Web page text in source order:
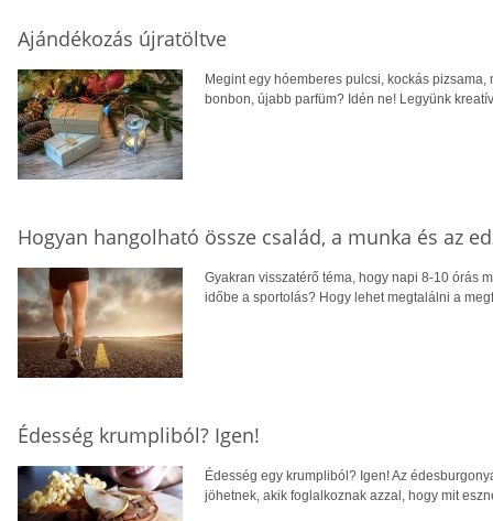
Ajándékozás újratöltve
Megint egy hóemberes pulcsi, kockás
bonbon, újabb parfüm? Idén ne! Legyünk
Hogyan hangolható össze család, a munka és az
Gyakran visszatérő téma, hogy napi 8-10 órás
időbe a sportolás? Hogy lehet megtalálni a
Édesség krumpliból? Igen!
Édesség egy krumpliból? Igen! Az
jöhetnek, akik foglalkoznak azzal, hogy mit